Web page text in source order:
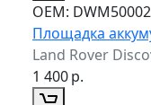
ОЕМ:
Площадка
Land Rover
1 400р.